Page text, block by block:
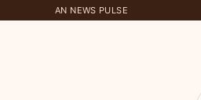
AN NEWS PULSE